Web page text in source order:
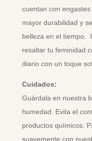
cuentan con
mayor durabilidad y
belleza en el tiempo.
resaltar tu feminidad
diario con un toque
Cuidados:
Guárdala en nuestra
humedad. Evita el
productos químicos.
suavemente con